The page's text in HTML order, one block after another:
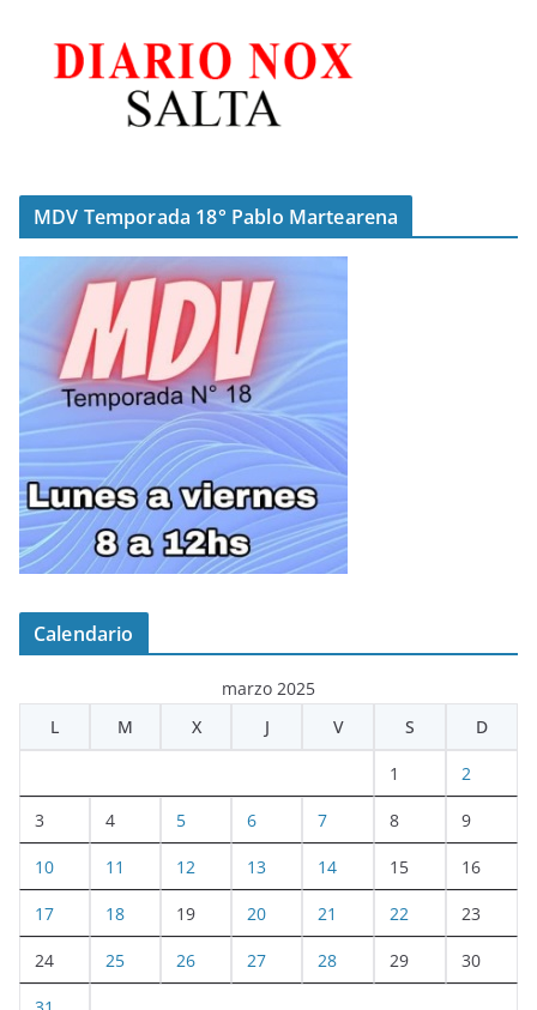
MDV Temporada 18° Pablo Martearena
Calendario
marzo 2025
L
M X J V S D
1 2
3 4 5 6 7 8 9
10 11 12 13 14 15 16
17 18 19 20 21 22 23
24 25 26 27 28 29 30